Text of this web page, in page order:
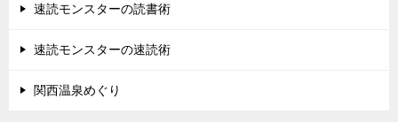
速読モンスターの読書術
速読モンスターの速読術
関西温泉めぐり